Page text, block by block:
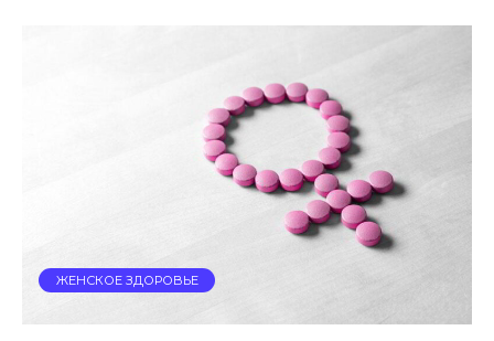
ЖЕНСКОЕ ЗДОРОВЬЕ